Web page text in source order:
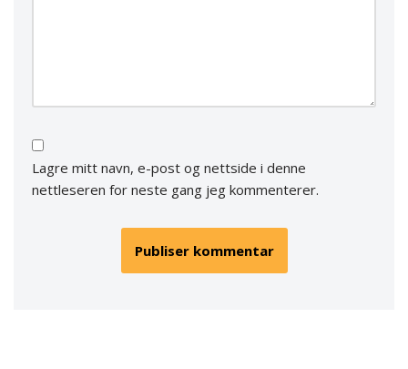
Lagre mitt navn, e-post og nettside i denne
nettleseren for neste gang jeg kommenterer.